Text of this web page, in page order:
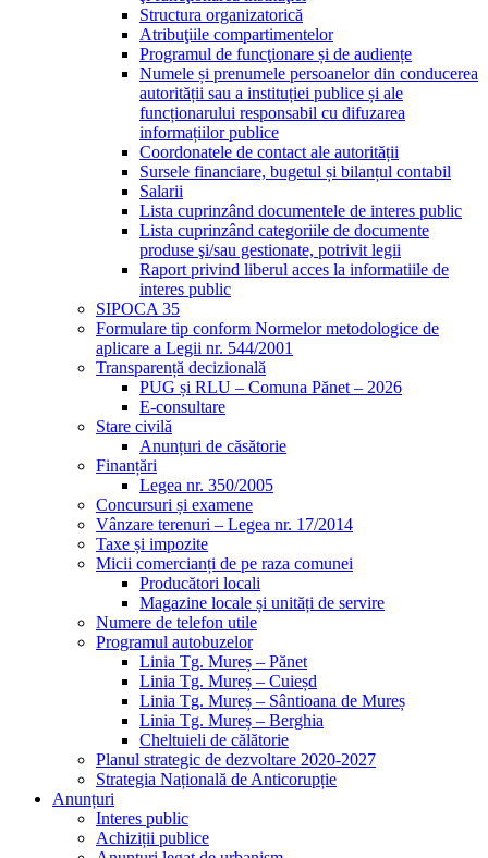
Structura organizatorică
Atribuţiile compartimentelor
Programul de funcţionare și de audiențe
Numele și prenumele persoanelor din conducerea
autorității sau a instituției publice și ale
funcționarului responsabil cu difuzarea
informațiilor publice
Coordonatele de contact ale autorității
Sursele financiare, bugetul și bilanțul contabil
Salarii
Lista cuprinzând documentele de interes public
Lista cuprinzând categoriile de documente
produse şi/sau gestionate, potrivit legii
Raport privind liberul acces la informatiile de
interes public
SIPOCA 35
Formulare tip conform Normelor metodologice de
aplicare a Legii nr. 544/2001
Transparență decizională
PUG și RLU – Comuna Pănet – 2026
E-consultare
Stare civilă
Anunțuri de căsătorie
Finanțări
Legea nr. 350/2005
Concursuri și examene
Vânzare terenuri – Legea nr. 17/2014
Taxe și impozite
Micii comercianți de pe raza comunei
Producători locali
Magazine locale și unități de servire
Numere de telefon utile
Programul autobuzelor
Linia Tg. Mureș – Pănet
Linia Tg. Mureș – Cuieșd
Linia Tg. Mureș – Sântioana de Mureș
Linia Tg. Mureș – Berghia
Cheltuieli de călătorie
Planul strategic de dezvoltare 2020-2027
Strategia Națională de Anticorupție
Anunțuri
Interes public
Achiziții publice